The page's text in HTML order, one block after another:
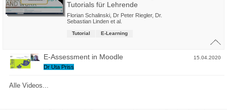
Tutorials für Lehrende
Florian Schalinski Dr Peter Riegler, Dr.
Sebastian Linden et al.
Tutorial E-Learning
15.04.2020
E-Assessment in Moodle
Dr Uta Priss
Alle Videos...